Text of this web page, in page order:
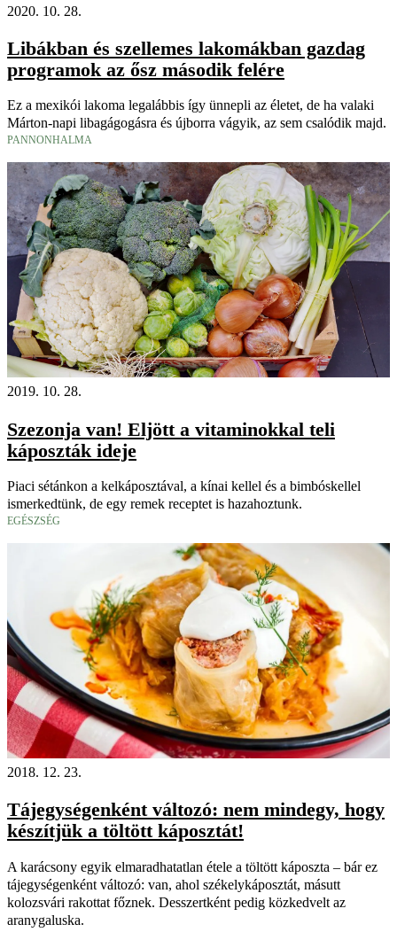
2020. 10. 28.
Libákban és szellemes lakomákban gazdag
programok az ősz második felére
Ez a mexikói lakoma legalábbis így ünnepli az életet, de ha valaki
Márton-napi libagágogásra és újborra vágyik, az sem csalódik majd.
PANNONHALMA
2019. 10. 28.
Szezonja van! Eljött a vitaminokkal teli
káposzták ideje
Piaci sétánkon a kelkáposztával, a kínai kellel és a bimbóskellel
ismerkedtünk, de egy remek receptet is hazahoztunk.
EGÉSZSÉG
2018. 12. 23.
Tájegységenként változó: nem mindegy, hogy
készítjük a töltött káposztát!
A karácsony egyik elmaradhatatlan étele a töltött káposzta – bár ez
tájegységenként változó: van, ahol székelykáposztát, másutt
kolozsvári rakottat főznek. Desszertként pedig közkedvelt az
aranygaluska.